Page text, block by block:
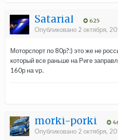
Satarial 625
Опубликовано 2 октября,
Моторспорт по 80р?:) это же не
который все раньше на Риге
160р на vp.
morki-porki
Опубликовано 2 октября,